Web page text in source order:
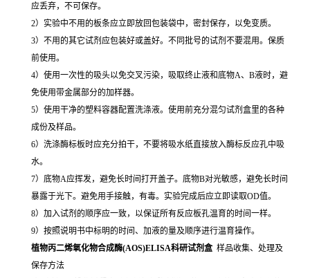
应丢弃，不可保存。
2）实验中不用的板条应立即放回包装袋中，密封保存，以免变质。
3）不用的其它试剂应包装好或盖好。不同批号的试剂不要混用。保质
前使用。
4）使用一次性的吸头以免交叉污染，吸取终止液和底物A、B液时，避
免使用带金属部分的加样器。
5）使用干净的塑料容器配置洗涤液。使用前充分混匀试剂盒里的各种
成份及样品。
6）洗涤酶标板时应充分拍干，不要将吸水纸直接放入酶标反应孔中吸
水。
7）底物A应挥发，避免长时间打开盖子。底物B对光敏感，避免长时间
暴露于光下。避免用手接触，有毒。实验完成后应立即读取OD值。
8）加入试剂的顺序应一致，以保证所有反应板孔温育的时间一样。
9）按照说明书中标明的时间、加液的量及顺序进行温育操作。
植物丙二烯氧化物合成酶(AOS)ELISA科研试剂盒 样品收集、处理及
保存方法